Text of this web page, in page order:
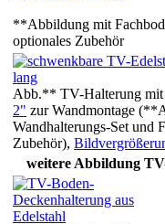
**Abbildung mit
optionales Zubehör
Abb.** TV-Halterung mit
2" zur Wandmontage
Wandhalterungs-Set und
Zubehör),
weitere Abbildung